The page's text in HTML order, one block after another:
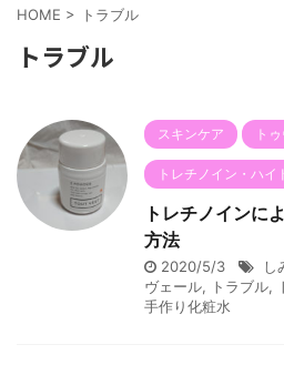
HOME > トラブル
トラブル
スキンケア ト
トレチノイン・ハイ
トレチノインに
方法
2020/5/3 し
ヴェール, トラブル,
手作り化粧水